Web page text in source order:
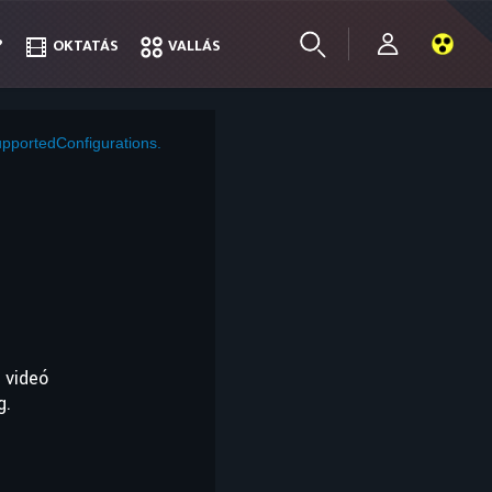
OKTATÁS VALLÁS
OKTATÁS VALLÁS